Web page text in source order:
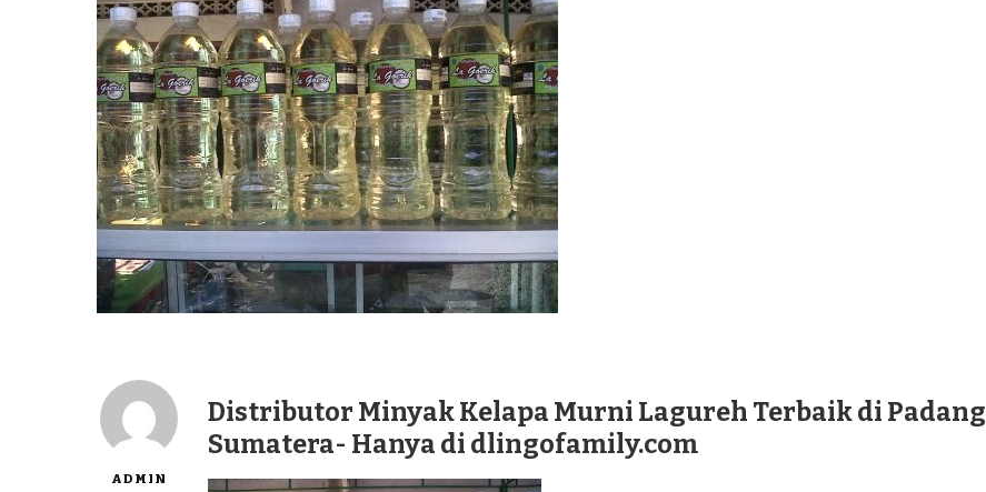
ADMIN
Distributor Minyak Kelapa Murni Lagureh Terbaik di Padang
Sumatera- Hanya di dlingofamily.com